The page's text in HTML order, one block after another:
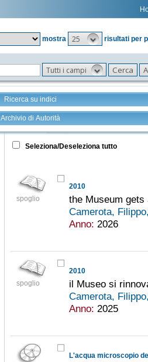
mostra
25 risultati per
Tutti i campi
Ricerca su indici
Archivio di Autorità
Tutto +
Seleziona/Deseleziona tutto
spoglio
2010
the Museum gets
Camerota,
Anno: 2026
spoglio
2010
il Museo si
Camerota,
Anno: 2025
L'acqua microscopio